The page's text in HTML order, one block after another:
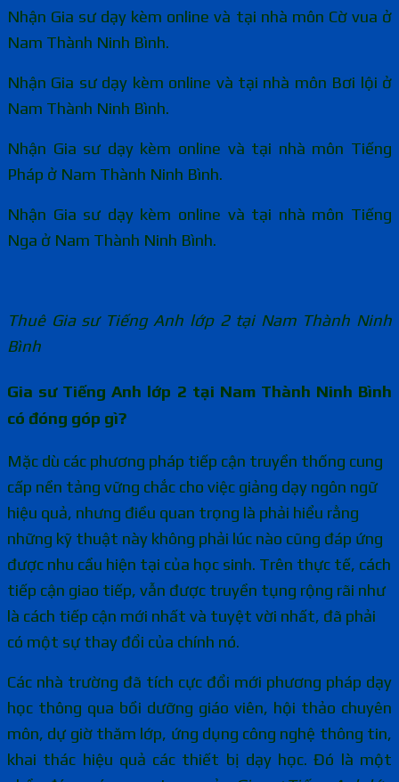
Nhận Gia sư dạy kèm online và tại nhà môn Cờ vua ở
Nam Thành Ninh Bình.
Nhận Gia sư dạy kèm online và tại nhà môn Bơi lội ở
Nam Thành Ninh Bình.
Nhận Gia sư dạy kèm online và tại nhà môn Tiếng
Pháp ở Nam Thành Ninh Bình.
Nhận Gia sư dạy kèm online và tại nhà môn Tiếng
Nga ở Nam Thành Ninh Bình.
Thuê Gia sư Tiếng Anh lớp 2 tại Nam Thành Ninh
Bình
Gia sư Tiếng Anh lớp 2 tại Nam Thành Ninh Bình
có đóng góp gì?
Mặc dù các phương pháp tiếp cận truyền thống cung
cấp nền tảng vững chắc cho việc giảng dạy ngôn ngữ
hiệu quả, nhưng điều quan trọng là phải hiểu rằng
những kỹ thuật này không phải lúc nào cũng đáp ứng
được nhu cầu hiện tại của học sinh. Trên thực tế, cách
tiếp cận giao tiếp, vẫn được truyền tụng rộng rãi như
là cách tiếp cận mới nhất và tuyệt vời nhất, đã phải
có một sự thay đổi của chính nó.
Các nhà trường đã tích cực đổi mới phương pháp dạy
học thông qua bồi dưỡng giáo viên, hội thảo chuyên
môn, dự giờ thăm lớp, ứng dụng công nghệ thông tin,
khai thác hiệu quả các thiết bị dạy học. Đó là một